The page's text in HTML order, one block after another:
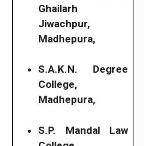
Ghailarh
Jiwachpur,
Madhepura,
S.A.K.N. Degree
College,
Madhepura,
S.P. Mandal Law